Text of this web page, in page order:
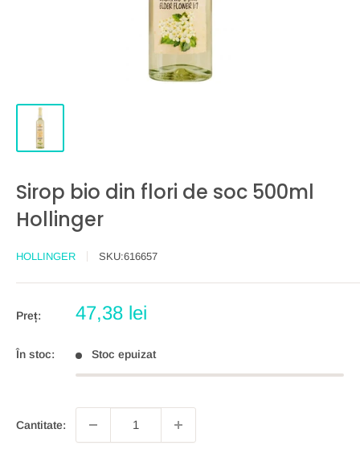
Sirop bio din flori de soc 500ml
Hollinger
HOLLINGER SKU:616657
Preț:
Preț
47,38 lei
În stoc: Stoc epuizat
Cantitate: